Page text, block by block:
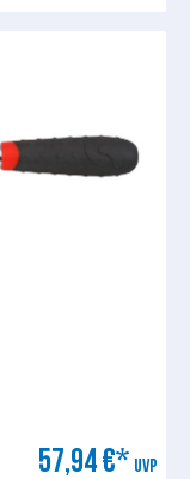
57,94 €* UVP